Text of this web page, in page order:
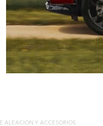
ALEACIÓN Y ACCESORIOS